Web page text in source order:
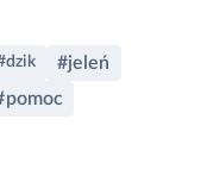
#jeleń